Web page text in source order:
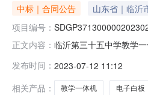
中标｜合同公告 山东省｜临沂
项目编号：
正文内容： 临沂第三十五中学教学
名称：临沂第三十五中
发布时间： 2023-07-12 11:12
相关产品：
教学一体机 电子白板